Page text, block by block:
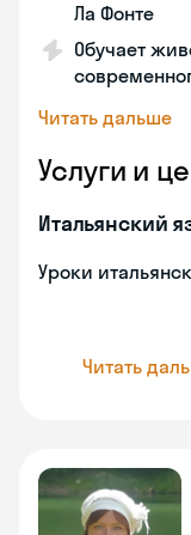
Ла Фонте
Обучает
Читать дальше
Услуги и
Итальянский
Уроки
Читать